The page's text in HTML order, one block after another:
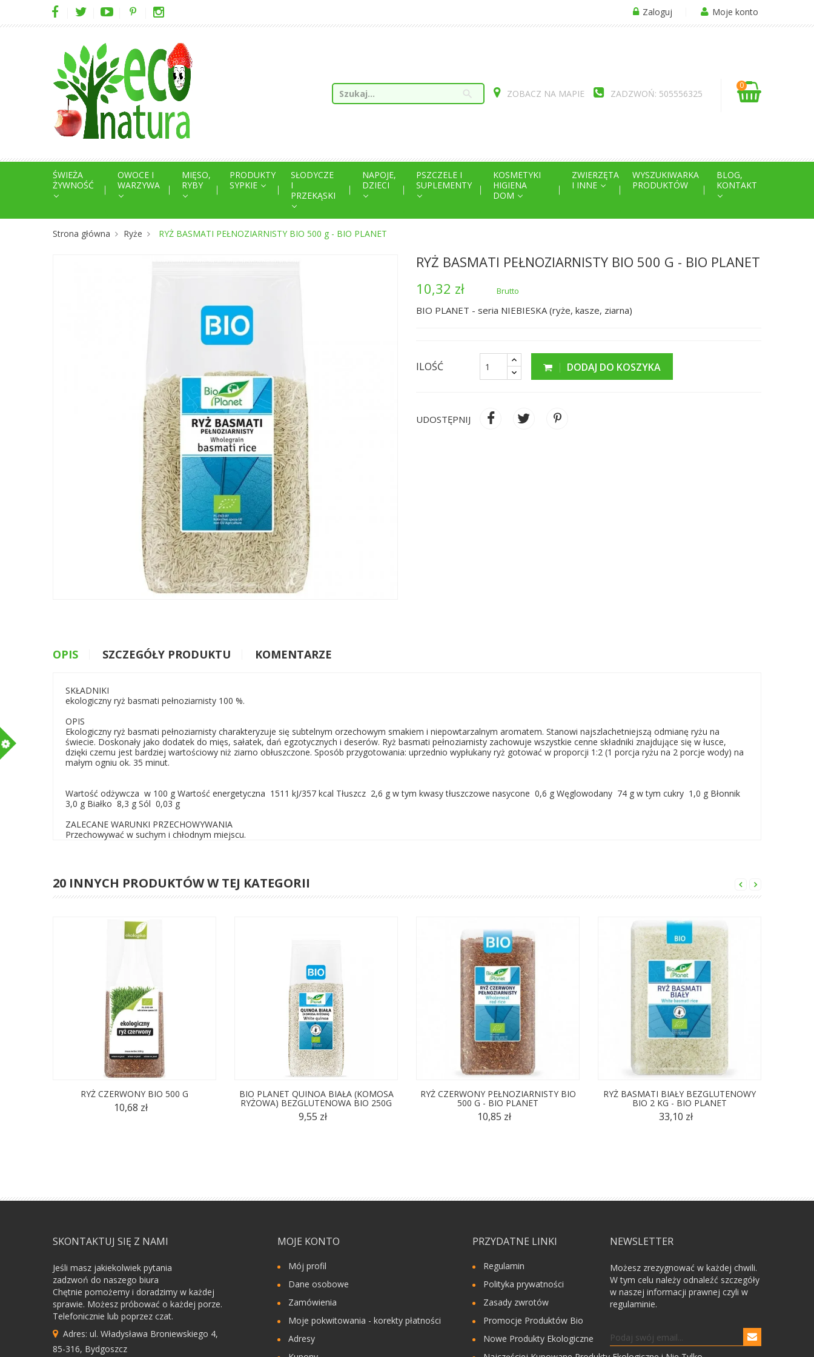
Zaloguj Moje konto
search ZOBACZ NA MAPIE ZADZWOŃ: 505556325
0
ŚWIEŻA
ŻYWNOŚĆ
OWOCE I
WARZYWA
MIĘSO,
RYBY
PRODUKTY
SYPKIE
SŁODYCZE
I
PRZEKĄSKI
NAPOJE,
DZIECI
PSZCZELE I
SUPLEMENTY
KOSMETYKI
HIGIENA
DOM
ZWIERZĘTA
I INNE
WYSZUKIWARKA
PRODUKTÓW
BLOG,
KONTAKT
Strona główna Ryże RYŻ BASMATI PEŁNOZIARNISTY BIO 500 g - BIO PLANET
RYŻ BASMATI PEŁNOZIARNISTY BIO 500 G - BIO PLANET
10,32 zł
Brutto
BIO PLANET - seria NIEBIESKA (ryże, kasze, ziarna)
ILOŚĆ DODAJ DO KOSZYKA
UDOSTĘPNIJ
OPIS SZCZEGÓŁY PRODUKTU KOMENTARZE
SKŁADNIKI
ekologiczny ryż basmati pełnoziarnisty 100 %.
OPIS
Ekologiczny ryż basmati pełnoziarnisty charakteryzuje się subtelnym orzechowym smakiem i niepowtarzalnym aromatem. Stanowi najszlachetniejszą odmianę ryżu na
świecie. Doskonały jako dodatek do mięs, sałatek, dań egzotycznych i deserów. Ryż basmati pełnoziarnisty zachowuje wszystkie cenne składniki znajdujące się w łusce,
dzięki czemu jest bardziej wartościowy niż ziarno obłuszczone. Sposób przygotowania: uprzednio wypłukany ryż gotować w proporcji 1:2 (1 porcja ryżu na 2 porcje wody) na
małym ogniu ok. 35 minut.
Wartość odżywcza w 100 g Wartość energetyczna 1511 kJ/357 kcal Tłuszcz 2,6 g w tym kwasy tłuszczowe nasycone 0,6 g Węglowodany 74 g w tym cukry 1,0 g Błonnik
3,0 g Białko 8,3 g Sól 0,03 g
ZALECANE WARUNKI PRZECHOWYWANIA
Przechowywać w suchym i chłodnym miejscu.
20 INNYCH PRODUKTÓW W TEJ KATEGORII
RYŻ CZERWONY BIO 500 G
10,68 zł
BIO PLANET QUINOA BIAŁA (KOMOSA
RYŻOWA) BEZGLUTENOWA BIO 250G
9,55 zł
RYŻ CZERWONY PEŁNOZIARNISTY BIO
500 G - BIO PLANET
10,85 zł
RYŻ BASMATI BIAŁY BEZGLUTENOWY
BIO 2 KG - BIO PLANET
33,10 zł
SKONTAKTUJ SIĘ Z NAMI
Jeśli masz jakiekolwiek pytania
zadzwoń do naszego biura
Chętnie pomożemy i doradzimy w każdej
sprawie. Możesz próbować o każdej porze.
Telefonicznie lub poprzez czat.
Adres: ul. Władysława Broniewskiego 4,
85-316, Bydgoszcz
MOJE KONTO
Mój profil
Dane osobowe
Zamówienia
Moje pokwitowania - korekty płatności
Adresy
PRZYDATNE LINKI
Regulamin
Polityka prywatności
Zasady zwrotów
Promocje Produktów Bio
Nowe Produkty Ekologiczne
NEWSLETTER
Możesz zrezygnować w każdej chwili.
W tym celu należy odnaleźć szczegóły
w naszej informacji prawnej czyli w
regulaminie.